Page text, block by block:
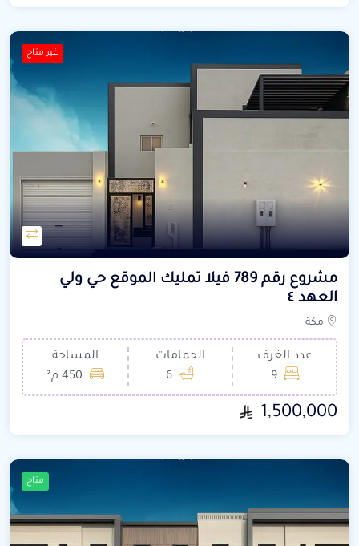
غير متاح
مشروع رقم 789 فيلا تمليك الموقع حي ولي
العهد ٤
مكة
عدد الغرف
9
الحمامات
6
المساحة
450 م²
1,500,000
متاح